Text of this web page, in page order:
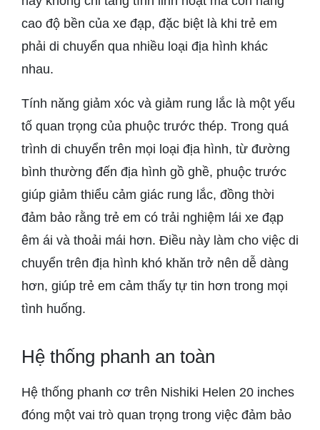
cao độ bền của xe đạp, đặc biệt là khi trẻ em
phải di chuyển qua nhiều loại địa hình khác
nhau.
Tính năng giảm xóc và giảm rung lắc là một yếu
tố quan trọng của phuộc trước thép. Trong quá
trình di chuyển trên mọi loại địa hình, từ đường
bình thường đến địa hình gồ ghề, phuộc trước
giúp giảm thiểu cảm giác rung lắc, đồng thời
đảm bảo rằng trẻ em có trải nghiệm lái xe đạp
êm ái và thoải mái hơn. Điều này làm cho việc di
chuyển trên địa hình khó khăn trở nên dễ dàng
hơn, giúp trẻ em cảm thấy tự tin hơn trong mọi
tình huống.
Hệ thống phanh an toàn
Hệ thống phanh cơ trên Nishiki Helen 20 inches
đóng một vai trò quan trọng trong việc đảm bảo